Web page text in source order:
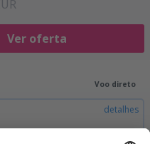
Ver oferta
Voo direto
detalhes